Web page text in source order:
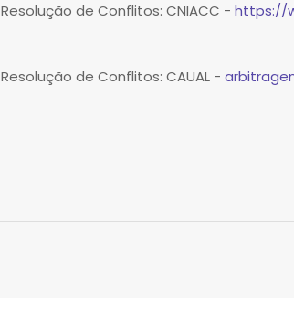
Resolução de Conflitos: CNIACC - https://
Resolução de Conflitos: CAUAL -